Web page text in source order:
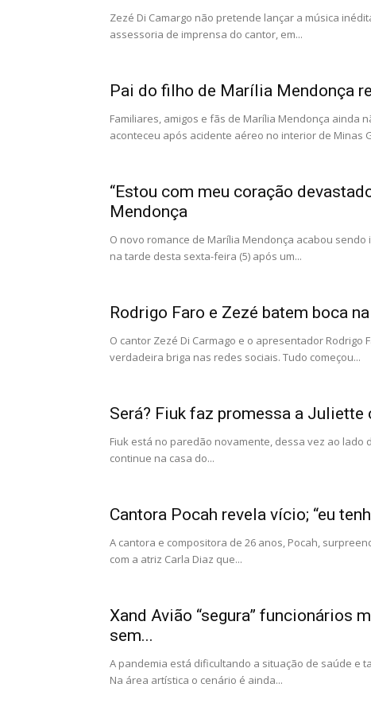
Zezé Di Camargo não pretende lançar a música
assessoria de imprensa do cantor, em...
Pai do filho de Marília Mendonça
Familiares, amigos e fãs de Marília Mendonça ainda
aconteceu após acidente aéreo no interior de Minas
“Estou com meu coração
Mendonça
O novo romance de Marília Mendonça acabou
na tarde desta sexta-feira (5) após um...
Rodrigo Faro e Zezé batem boca
O cantor Zezé Di Carmago e o apresentador
verdadeira briga nas redes sociais. Tudo começou...
Será? Fiuk faz promessa a Juliette
Fiuk está no paredão novamente, dessa vez ao
continue na casa do...
Cantora Pocah revela vício; “eu
A cantora e compositora de 26 anos, Pocah,
com a atriz Carla Diaz que...
Xand Avião “segura” funcionários
sem...
A pandemia está dificultando a situação de saúde e
Na área artística o cenário é ainda...